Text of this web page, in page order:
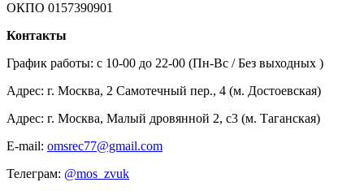
ОКПО 0157390901
Контакты
График работы: c 10-00 до 22-00 (Пн-Вс / Без выходных )
Адрес: г. Москва, 2 Самотечный пер., 4 (м. Достоевская)
Адрес: г. Москва, Малый дровянной 2, с3 (м. Таганская)
E-mail: omsrec77@gmail.com
Телеграм: @mos_zvuk